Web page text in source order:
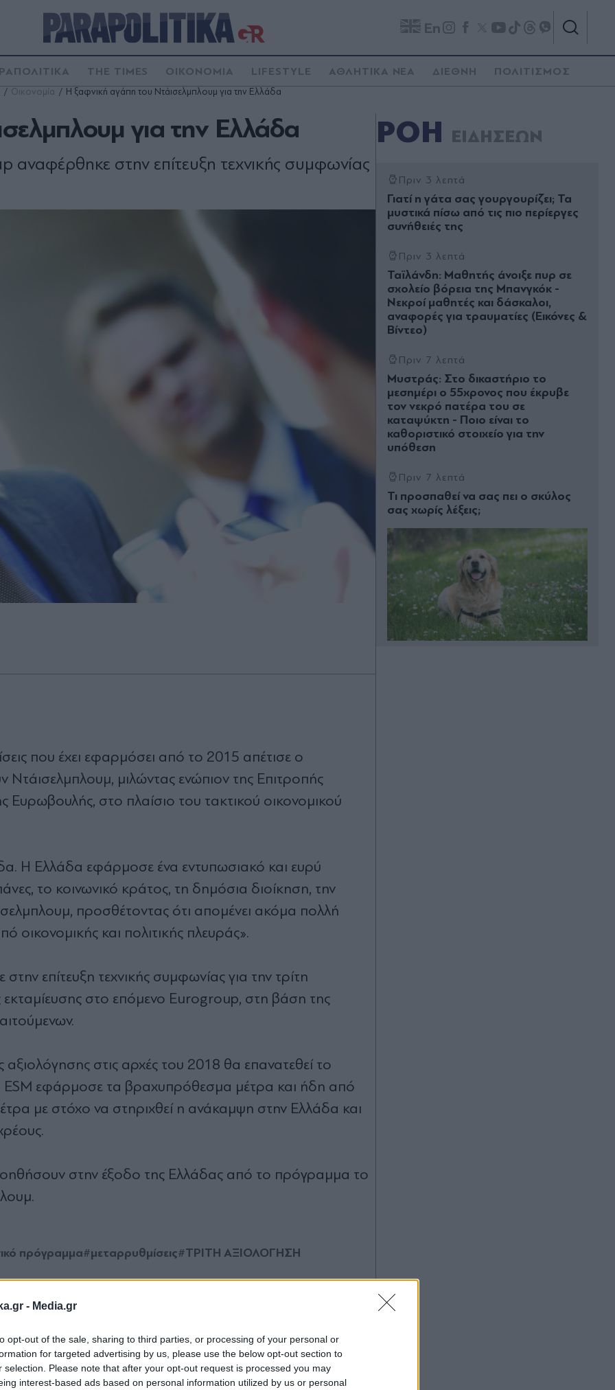
- Media.gr
opt-out of the sale, sharing to third parties, or processing of your personal or
for targeted advertising by us, please use the below opt-out section to
selection. Please note that after your opt-out request is processed you may
interest-based ads based on personal information utilized by us or personal
En
THE TIMES ΟΙΚΟΝΟΜΙΑ LIFESTYLE ΑΘΛΗΤΙΚΑ ΝΕΑ ΔΙΕΘΝΗ ΠΟΛΙΤΙΣΜΟΣ
Οικονομία H ξαφνική αγάπη του Ντάισελμπλουμ για την Ελλάδα
για την Ελλάδα
στην επίτευξη τεχνικής συμφωνίας
που έχει εφαρμόσει από το 2015 απέτισε ο
μιλώντας ενώπιον της Επιτροπής
στο πλαίσιο του τακτικού οικονομικού
Η Ελλάδα εφάρμοσε ένα εντυπωσιακό και ευρύ
το κοινωνικό κράτος, τη δημόσια διοίκηση, την
προσθέτοντας ότι απομένει ακόμα πολλή
οικονομικής και πολιτικής πλευράς».
επίτευξη τεχνικής συμφωνίας για την τρίτη
εκταμίευσης στο επόμενο Eurogroup, στη βάση της
αξιολόγησης στις αρχές του 2018 θα επανατεθεί το
ESM εφάρμοσε τα βραχυπρόθεσμα μέτρα και ήδη από
με στόχο να στηριχθεί η ανάκαμψη στην Ελλάδα και
βοηθήσουν στην έξοδο της Ελλάδας από το πρόγραμμα το
πρόγραμμα#μεταρρυθμίσεις#ΤΡΙΤΗ ΑΞΙΟΛΟΓΗΣΗ
μας στο
Ακολουθήστε μας στο
twitter
ΡΟΗ ΕΙΔΗΣΕΩΝ
Πριν 3 λεπτά
Γιατί η γάτα σας γουργουρίζει; Τα
μυστικά πίσω από τις πιο περίεργες
συνήθειές της
Πριν 3 λεπτά
Ταϊλάνδη: Μαθητής άνοιξε πυρ σε
σχολείο βόρεια της Μπανγκόκ -
Νεκροί μαθητές και δάσκαλοι,
αναφορές για τραυματίες (Εικόνες &
Βίντεο)
Πριν 7 λεπτά
Μυστράς: Στο δικαστήριο το
μεσημέρι ο 55χρονος που έκρυβε
τον νεκρό πατέρα του σε
καταψύκτη - Ποιο είναι το
καθοριστικό στοιχείο για την
υπόθεση
Πριν 7 λεπτά
Τι προσπαθεί να σας πει ο σκύλος
σας χωρίς λέξεις;